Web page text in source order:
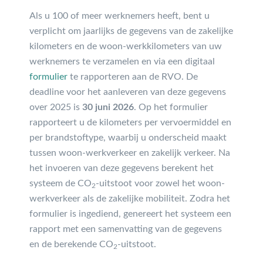
Als u 100 of meer werknemers heeft, bent u
verplicht om jaarlijks de gegevens van de zakelijke
kilometers en de woon-werkkilometers van uw
werknemers te verzamelen en via een digitaal
formulier te rapporteren aan de RVO. De
deadline voor het aanleveren van deze gegevens
over 2025 is 30 juni 2026. Op het formulier
rapporteert u de kilometers per vervoermiddel en
per brandstoftype, waarbij u onderscheid maakt
tussen woon-werkverkeer en zakelijk verkeer. Na
het invoeren van deze gegevens berekent het
systeem de CO2-uitstoot voor zowel het woon-
werkverkeer als de zakelijke mobiliteit. Zodra het
formulier is ingediend, genereert het systeem een
rapport met een samenvatting van de gegevens
en de berekende CO2-uitstoot.